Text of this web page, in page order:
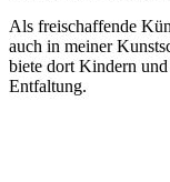
Als freischaffende
auch in meiner
biete dort Kindern
Entfaltung.